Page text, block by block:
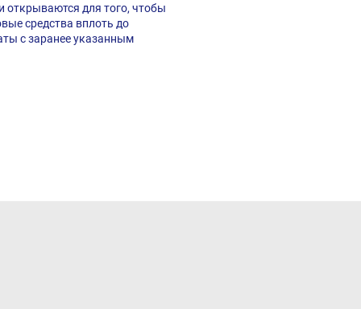
открываются для того, чтобы
средства вплоть до
с заранее указанным